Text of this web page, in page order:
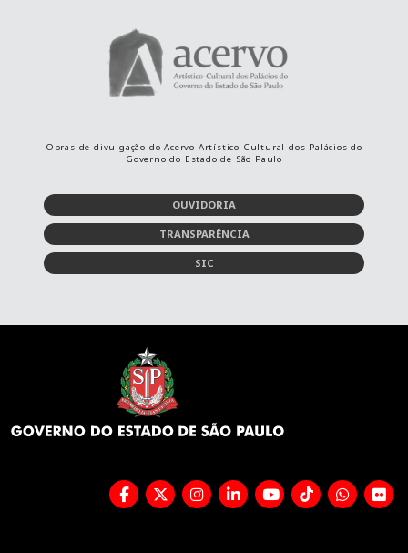
Obras de divulgação do Acervo Artístico-Cultural dos Palácios do
Governo do Estado de São Paulo
OUVIDORIA
TRANSPARÊNCIA
SIC